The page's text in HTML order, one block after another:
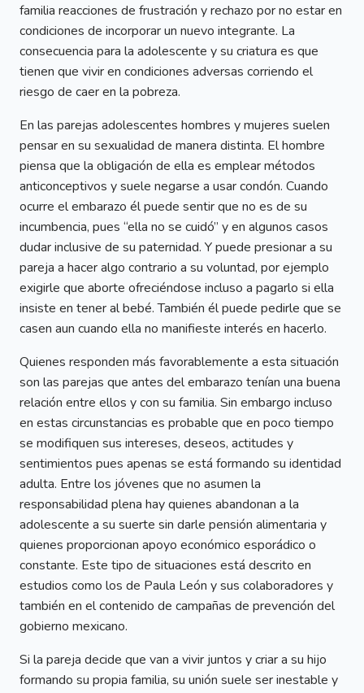
familia reacciones de frustración y rechazo por no estar en
condiciones de incorporar un nuevo integrante. La
consecuencia para la adolescente y su criatura es que
tienen que vivir en condiciones adversas corriendo el
riesgo de caer en la pobreza.
En las parejas adolescentes hombres y mujeres suelen
pensar en su sexualidad de manera distinta. El hombre
piensa que la obligación de ella es emplear métodos
anticonceptivos y suele negarse a usar condón. Cuando
ocurre el embarazo él puede sentir que no es de su
incumbencia, pues “ella no se cuidó” y en algunos casos
dudar inclusive de su paternidad. Y puede presionar a su
pareja a hacer algo contrario a su voluntad, por ejemplo
exigirle que aborte ofreciéndose incluso a pagarlo si ella
insiste en tener al bebé. También él puede pedirle que se
casen aun cuando ella no manifieste interés en hacerlo.
Quienes responden más favorablemente a esta situación
son las parejas que antes del embarazo tenían una buena
relación entre ellos y con su familia. Sin embargo incluso
en estas circunstancias es probable que en poco tiempo
se modifiquen sus intereses, deseos, actitudes y
sentimientos pues apenas se está formando su identidad
adulta. Entre los jóvenes que no asumen la
responsabilidad plena hay quienes abandonan a la
adolescente a su suerte sin darle pensión alimentaria y
quienes proporcionan apoyo económico esporádico o
constante. Este tipo de situaciones está descrito en
estudios como los de Paula León y sus colaboradores y
también en el contenido de campañas de prevención del
gobierno mexicano.
Si la pareja decide que van a vivir juntos y criar a su hijo
formando su propia familia, su unión suele ser inestable y